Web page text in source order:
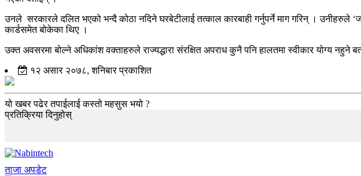
उनले सरकारले दलित भएको भन्दै कोठा नदिने घरबेटीलाई तत्काल कारबाही गर्नुपर्ने माग गरिन् । उनीहरुले
कार्डसमेत बोकेका थिए ।
उक्त अवसरमा बोल्ने अधिकांश वक्ताहरुले राज्यद्धारा संरक्षित अपराध कुनै पनि हालतमा स्वीकार योग्य नहुने
१२ असार २०७८, शनिबार प्रकाशित
यो खबर पढेर तपाईलाई कस्तो महसुस भयो ?
प्रतिक्रिया दिनुहोस्
ताजा अपडेट